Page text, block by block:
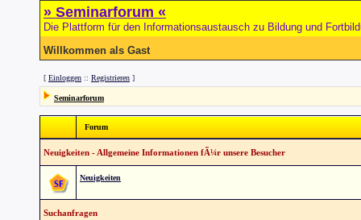
» Seminarforum «
Die Plattform für den Informationsaustausch zu Bildung und
Willkommen als Gast
[ Einloggen :: Registrieren ]
Seminarforum
Forum
Neuigkeiten - Allgemeine Informationen fÃ¼r unsere Besucher
Neuigkeiten
Suchanfragen